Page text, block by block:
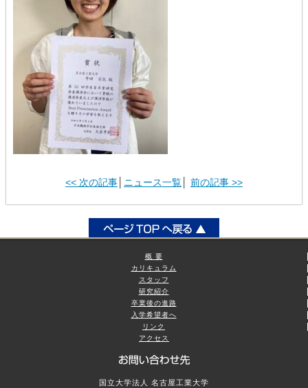
<< 次の記事│ ニュース一覧│ 前の記事 >>
概 要
カリキュラム
スタッフ
研究紹介
卒業後の進路
入学希望者へ
リンク
アクセス
国立大学法人 名古屋工業大学